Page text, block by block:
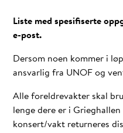
Liste med spesifiserte
e-post.
Dersom noen kommer i
ansvarlig fra UNOF og
Alle foreldrevakter skal
lenge dere er i
konsert/vakt returneres